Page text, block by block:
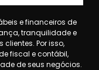
e financeiros de
tranquilidade e
Por isso,
fiscal e contábil,
de seus negócios.